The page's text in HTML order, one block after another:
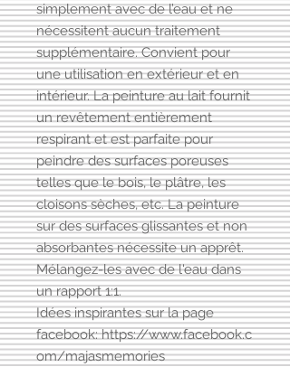
simplement avec de l’eau et ne
nécessitent aucun traitement
supplémentaire. Convient pour
une utilisation en extérieur et en
intérieur. La peinture au lait fournit
un revêtement entièrement
respirant et est parfaite pour
peindre des surfaces poreuses
telles que le bois, le plâtre, les
cloisons sèches, etc. La peinture
sur des surfaces glissantes et non
absorbantes nécessite un apprêt.
Mélangez-les avec de l'eau dans
un rapport 1:1.
Idées inspirantes sur la page
facebook: https://www.facebook.c
om/majasmemories